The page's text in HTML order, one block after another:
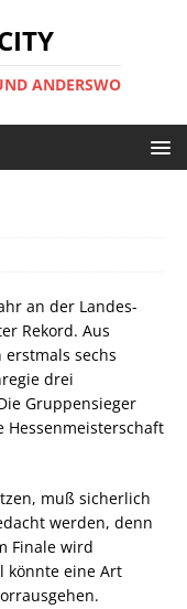
ANDERSWO
an der Landes-
Rekord. Aus
erstmals sechs
drei
Gruppensieger
muß sicherlich
werden, denn
Finale wird
könnte eine Art